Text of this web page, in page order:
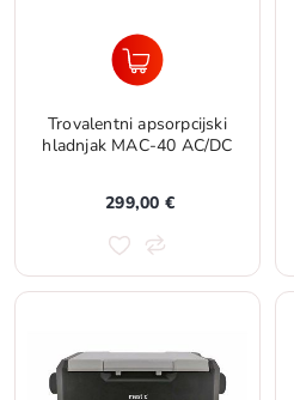
Trovalentni apsorpcijski
hladnjak MAC-40 AC/DC
299,00 €